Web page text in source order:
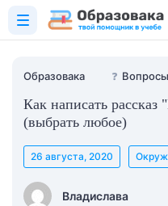
Образовака ❓ Вопросы
Как написать
(выбрать любое)
Владислава
26 августа, 2020